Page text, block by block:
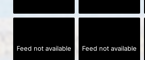
Feed not available Feed not available